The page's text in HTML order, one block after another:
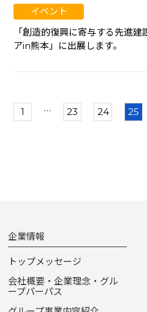
イベント
「創造的復興に寄与する先進
アin熊本」に出展します。
1 … 23 24 25
企業情報
トップメッセージ
会社概要・企業理念・グル
ープパーパス